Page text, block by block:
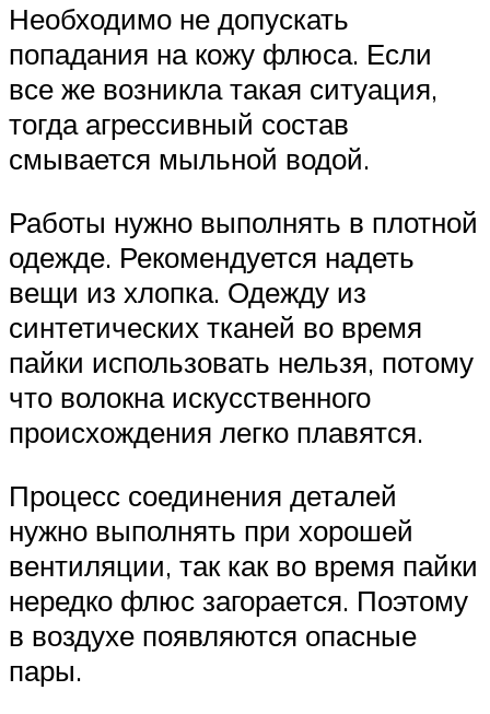
Необходимо не допускать
попадания на кожу флюса. Если
все же возникла такая ситуация,
тогда агрессивный состав
смывается мыльной водой.
Работы нужно выполнять в плотной
одежде. Рекомендуется надеть
вещи из хлопка. Одежду из
синтетических тканей во время
пайки использовать нельзя, потому
что волокна искусственного
происхождения легко плавятся.
Процесс соединения деталей
нужно выполнять при хорошей
вентиляции, так как во время пайки
нередко флюс загорается. Поэтому
в воздухе появляются опасные
пары.